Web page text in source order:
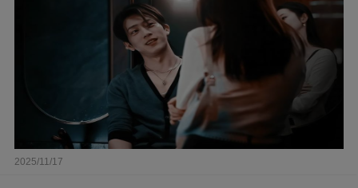
2025/11/17